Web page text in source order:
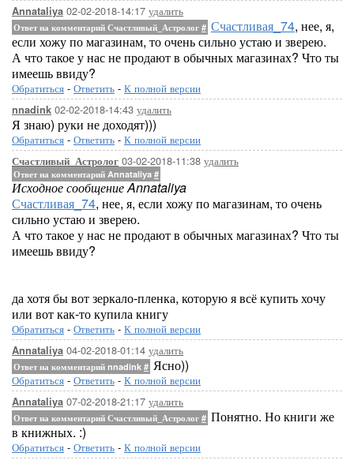
Annataliya 02-02-2018-14:17 удалить
Ответ на комментарий Счастливый_Астролог # Счастливая_74, нее, я,
если хожу по магазинам, то очень сильно устаю и зверею.
А что такое у нас не продают в обычных магазинах? Что ты
имеешь ввиду?
Обратиться - Ответить - К полной версии
nnadink 02-02-2018-14:43 удалить
Я знаю) руки не доходят)))
Обратиться - Ответить - К полной версии
Счастливый_Астролог 03-02-2018-11:38 удалить
Ответ на комментарий Annataliya #
Исходное сообщение Annataliya
Счастливая_74, нее, я, если хожу по магазинам, то очень
сильно устаю и зверею.
А что такое у нас не продают в обычных магазинах? Что ты
имеешь ввиду?
да хотя бы вот зеркало-пленка, которую я всё купить хочу
или вот как-то купила книгу
Обратиться - Ответить - К полной версии
Annataliya 04-02-2018-01:14 удалить
Ответ на комментарий nnadink # Ясно))
Обратиться - Ответить - К полной версии
Annataliya 07-02-2018-21:17 удалить
Ответ на комментарий Счастливый_Астролог # Понятно. Но книги же
в книжных. :)
Обратиться - Ответить - К полной версии